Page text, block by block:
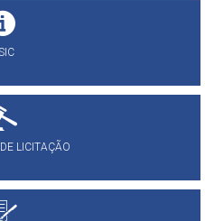
LICITAÇÃO